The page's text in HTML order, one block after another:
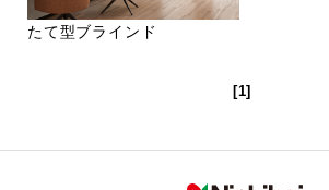
たて型ブラインド
[1]